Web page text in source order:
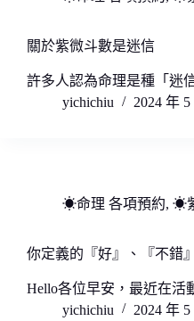
關於紫微斗數是迷信
許多人認為命理是種「迷
yichichiu
2024 年 5
☀命理 各項預約, ☀
你定義的『好』、『不錯
Hello各位早安，最近在
yichichiu
2024 年 5